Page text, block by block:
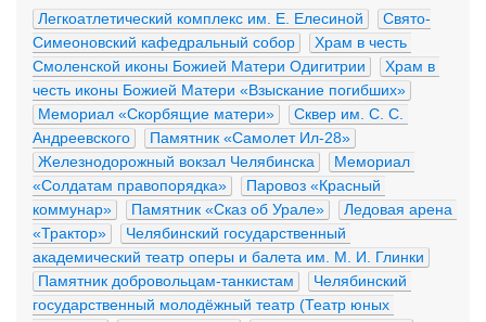
Легкоатлетический комплекс им. Е. Елесиной
Свято-
Симеоновский кафедральный собор
Храм в честь
Смоленской иконы Божией Матери Одигитрии
Храм в
честь иконы Божией Матери «Взыскание погибших»
Мемориал «Скорбящие матери»
Сквер им. С. С.
Андреевского
Памятник «Самолет Ил-28»
Железнодорожный вокзал Челябинска
Мемориал
«Солдатам правопорядка»
Паровоз «Красный
коммунар»
Памятник «Сказ об Урале»
Ледовая арена
«Трактор»
Челябинский государственный
академический театр оперы и балета им. М. И. Глинки
Памятник добровольцам-танкистам
Челябинский
государственный молодёжный театр (Театр юных